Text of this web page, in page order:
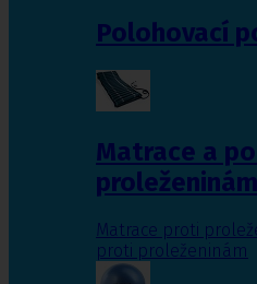
Polohovací
Matrace a
proleženinám
Matrace proti
proti proleženinám